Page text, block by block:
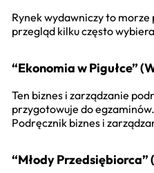
Rynek wydawniczy to
przegląd kilku często
“Ekonomia w Pigułce”
Ten biznes i zarządzanie
przygotowuje do
Podręcznik biznes i
“Młody